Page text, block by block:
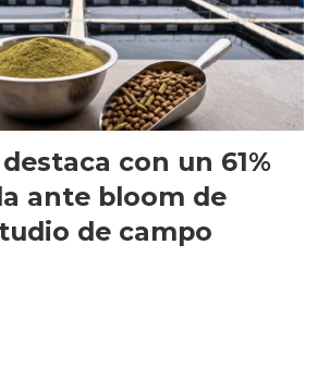
con un 61%
ante bloom de
de campo